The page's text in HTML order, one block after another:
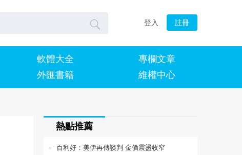
 登入 註冊
軟體大全
外匯書籍
專欄文章
維權中心
熱點推薦
百利好：美伊再傳談判 金價震盪收窄